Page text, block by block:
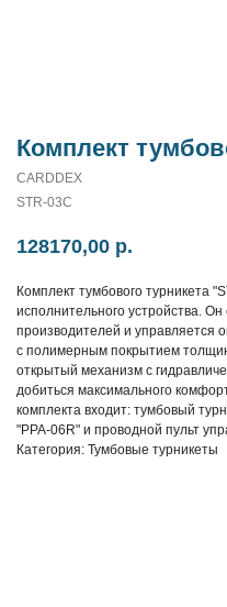
Комплект
CARDDEX
STR-03C
128170,00 р.
Комплект тумбового турникета
исполнительного устройства.
производителей и управляется
с полимерным покрытием
открытый механизм c
добиться максимального
комплекта входит: тумбовый
"PPA-06R" и проводной пульт
Категория: Тумбовые турникеты